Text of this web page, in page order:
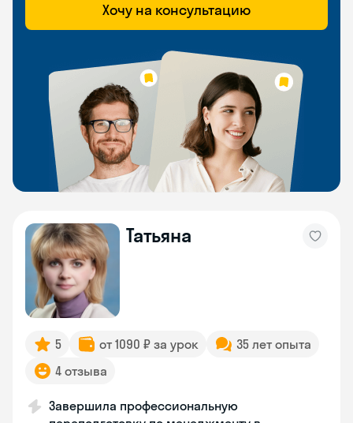
Хочу на консультацию
Татьяна
5 от 1090 ₽ за урок
35 лет опыта
4 отзыва
Завершила профессиональную